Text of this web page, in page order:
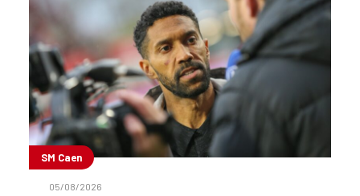
SM Caen
05/08/2026